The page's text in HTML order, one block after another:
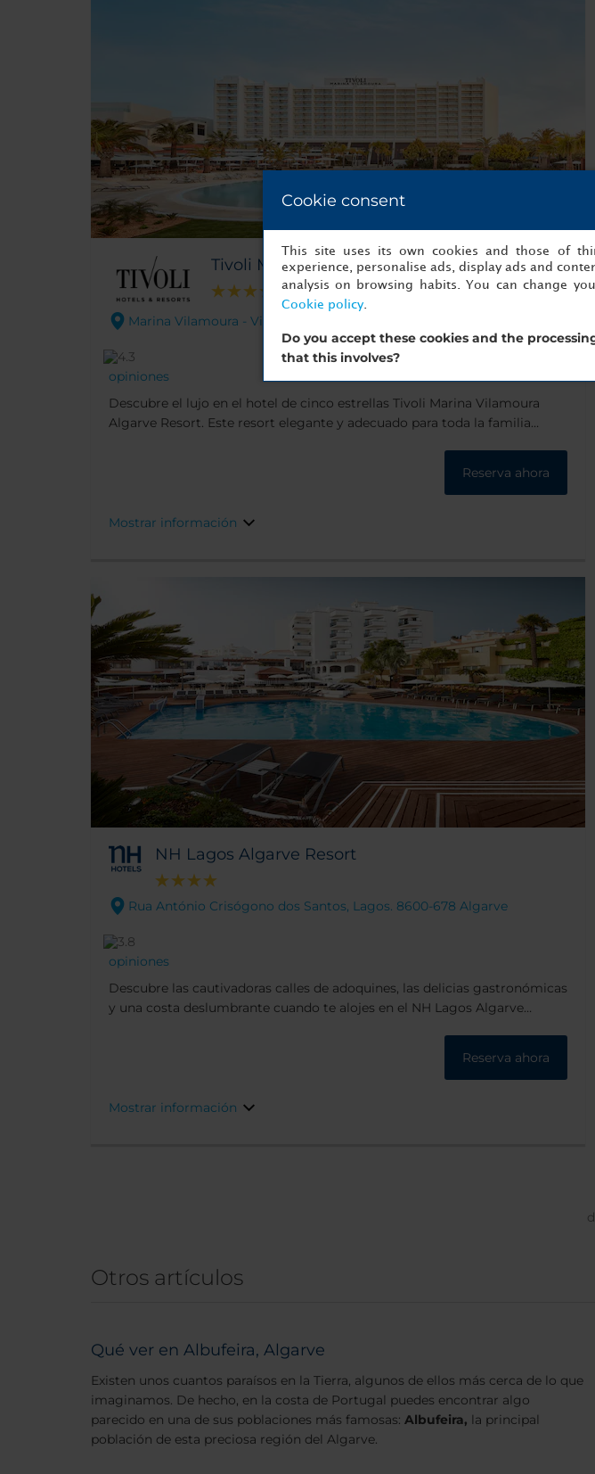
Tivoli Marina Vilamoura Algarve Resort
Marina Vilamoura - Vilamoura. 8125-901 Algarve
opiniones
Descubre el lujo en el hotel de cinco estrellas Tivoli Marina Vilamoura
Algarve Resort. Este resort elegante y adecuado para toda la familia
restaurantes, y también hay varios campos de golf increíbles en la zona.
Reserva ahora
Mostrar información
NH Lagos Algarve Resort
Rua António Crisógono dos Santos, Lagos. 8600-678 Algarve
opiniones
Descubre las cautivadoras calles de adoquines, las delicias gastronómicas
y una costa deslumbrante cuando te alojes en el NH Lagos Algarve
deportivo, de preciosas playas de arena y de excelentes campos de golf.
Reserva ahora
Mostrar información
Otros artículos
Qué ver en Albufeira, Algarve
Existen unos cuantos paraísos en la Tierra, algunos de ellos más cerca de lo que
imaginamos. De hecho, en la costa de Portugal puedes encontrar algo
parecido en una de sus poblaciones más famosas: Albufeira, la principal
población de esta preciosa región del Algarve.
Cookie consent
This site uses its own cookies and those of
experience, personalise ads, display ads and
analysis on browsing habits. You can change
Cookie policy.
Do you accept these cookies and the
that this involves?